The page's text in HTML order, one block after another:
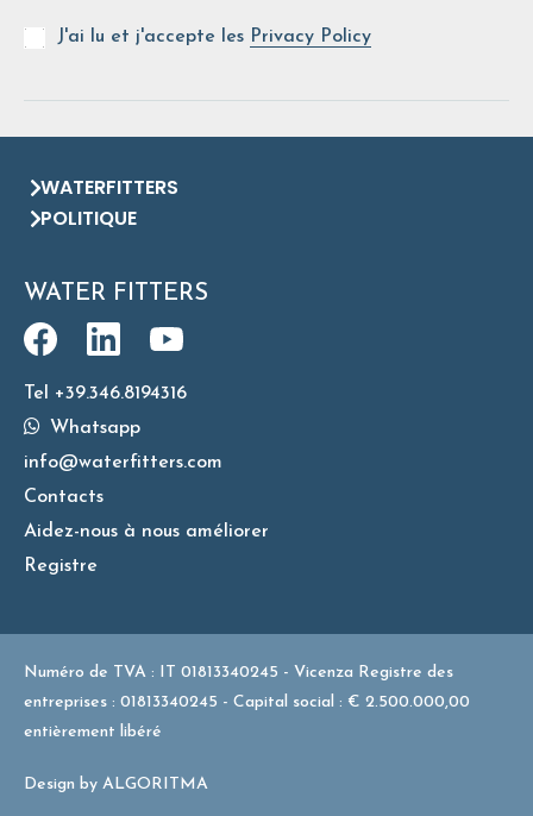
J'ai lu et j'accepte les Privacy Policy
WATERFITTERS
POLITIQUE
WATER FITTERS
Tel +39.346.8194316
Whatsapp
info@waterfitters.com
Contacts
Aidez-nous à nous améliorer
Registre
Numéro de TVA : IT 01813340245 - Vicenza Registre des
entreprises : 01813340245 - Capital social : € 2.500.000,00
entièrement libéré
Design by ALGORITMA